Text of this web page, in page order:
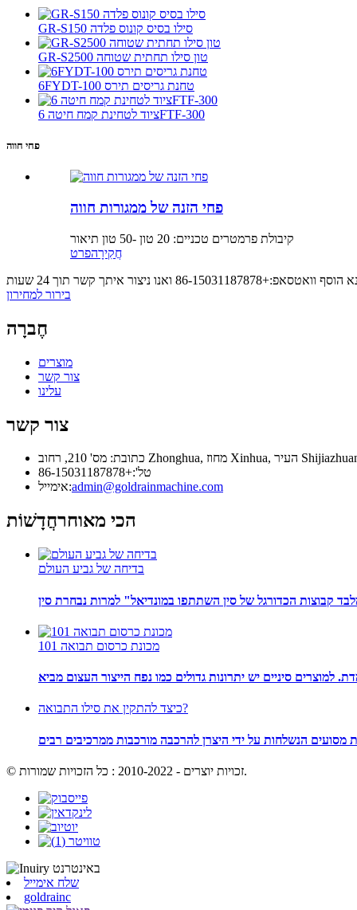
GR-S150 סילו בסיס קונוס פלדה
GR-S2500 טון סילו תחתית שטוחה
6FYDT-100 טחנת גריסים תירס
ציוד לטחינת קמח חיטה 6FTF-300
פחי חווה
פחי הזנה של ממגורות חווה
קיבולת פרמטרים טכניים: 20 טון -50 טון תיאור
חֲקִירָהפרט
בירור למחירון
חֶברָה
מוצרים
צור קשר
עלינו
צור קשר
טל':+86-15031187878
אימייל:admin@goldrainmachine.com
הכי מאוחרחֲדָשׁוֹת
בדיחה של גביע העולם
מכונת כרסום תבואה 101
כיצד להתקין את סילו התבואה?
© זכויות יוצרים - 2010-2022 : כל הזכויות שמורות.
שלח אימייל
goldrainc